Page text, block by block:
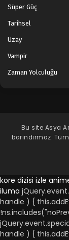
Süper Güç
Tarihsel
Uzay
Vampir
Zaman Yolculuğu
Bu site Asya
barındırmaz.
kore dizisi izle
iluma
handle ) {
handle ) {